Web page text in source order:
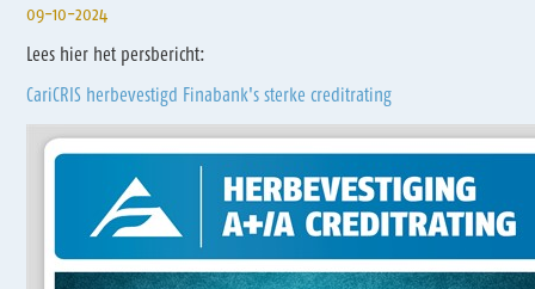
09-10-2024
Lees hier het persbericht:
CariCRIS herbevestigd Finabank's sterke creditrating